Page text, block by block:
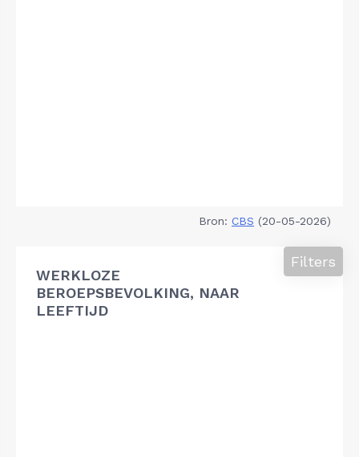
Bron: CBS (20-05-2026)
WERKLOZE
BEROEPSBEVOLKING, NAAR
LEEFTIJD
Filters